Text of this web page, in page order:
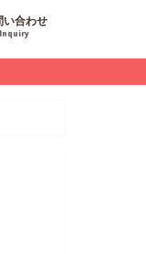
い合わせ
Inquiry